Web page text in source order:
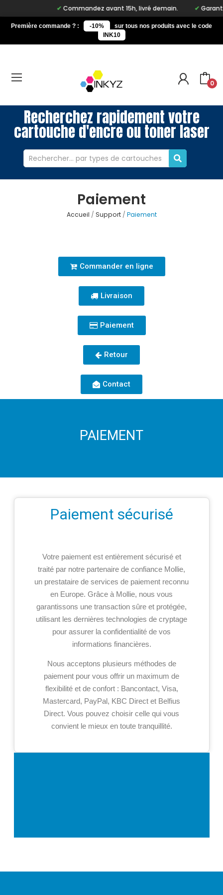
Commandez avant 15h, livré demain.
Première commande ? : -10%
sur tous nos produits avec le code
INK10
0
Recherchez rapidement votre
cartouche d'encre ou toner laser
Paiement
Accueil Support Paiement
Commander en ligne
Livraison
Paiement
Retour
Contact
PAIEMENT
Paiement sécurisé
Votre paiement est entièrement sécurisé et
traité par notre partenaire de confiance Mollie,
un prestataire de services de paiement reconnu
en Europe. Grâce à Mollie, nous vous
garantissons une transaction sûre et protégée,
utilisant les dernières technologies de cryptage
pour assurer la confidentialité de vos
informations financières.
Nous acceptons plusieurs méthodes de
paiement pour vous offrir un maximum de
flexibilité et de confort : Bancontact, Visa,
Mastercard, PayPal, KBC Direct et Belfius
Direct. Vous pouvez choisir celle qui vous
convient le mieux en toute tranquillité.